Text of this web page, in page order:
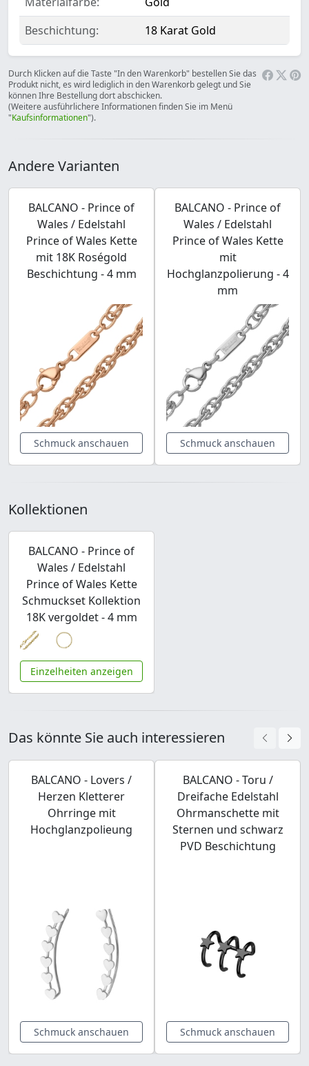
Beschichtung:
18 Karat Gold
Durch Klicken auf die Taste "In den Warenkorb" bestellen Sie das
Produkt nicht, es wird lediglich in den Warenkorb gelegt und Sie
können Ihre Bestellung dort abschicken.
(Weitere ausführlichere Informationen finden Sie im Menü
"Kaufsinformationen").
Andere Varianten
BALCANO - Prince of
Wales / Edelstahl
Prince of Wales Kette
mit 18K Roségold
Beschichtung - 4 mm
Schmuck anschauen
BALCANO - Prince of
Wales / Edelstahl
Prince of Wales Kette
mit
Hochglanzpolierung - 4
mm
Schmuck anschauen
Kollektionen
BALCANO - Prince of
Wales / Edelstahl
Prince of Wales Kette
Schmuckset Kollektion
18K vergoldet - 4 mm
Einzelheiten anzeigen
Das könnte Sie auch interessieren
BALCANO - Lovers /
Herzen Kletterer
Ohrringe mit
Hochglanzpolieung
Schmuck anschauen
BALCANO - Toru /
Dreifache Edelstahl
Ohrmanschette mit
Sternen und schwarz
PVD Beschichtung
Schmuck anschauen